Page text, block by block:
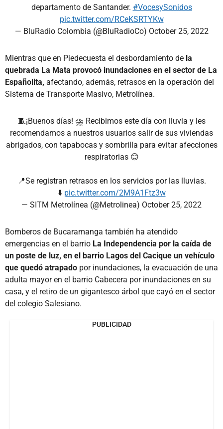
departamento de Santander. #VocesySonidos
pic.twitter.com/RCeKSRTYKw
— BluRadio Colombia (@BluRadioCo) October 25, 2022
Mientras que en Piedecuesta el desbordamiento de la
quebrada La Mata provocó inundaciones en el sector de La
Españolita, afectando, además, retrasos en la operación del
Sistema de Transporte Masivo, Metrolínea.
🧵¡Buenos días! ⛈️ Recibimos este día con lluvia y les
recomendamos a nuestros usuarios salir de sus viviendas
abrigados, con tapabocas y sombrilla para evitar afecciones
respiratorias 😊
📍Se registran retrasos en los servicios por las lluvias.
⬇️ pic.twitter.com/2M9A1Ftz3w
— SITM Metrolínea (@Metrolinea) October 25, 2022
Bomberos de Bucaramanga también ha atendido
emergencias en el barrio La Independencia por la caída de
un poste de luz, en el barrio Lagos del Cacique un vehículo
que quedó atrapado por inundaciones, la evacuación de una
adulta mayor en el barrio Cabecera por inundaciones en su
casa, y el retiro de un gigantesco árbol que cayó en el sector
del colegio Salesiano.
PUBLICIDAD